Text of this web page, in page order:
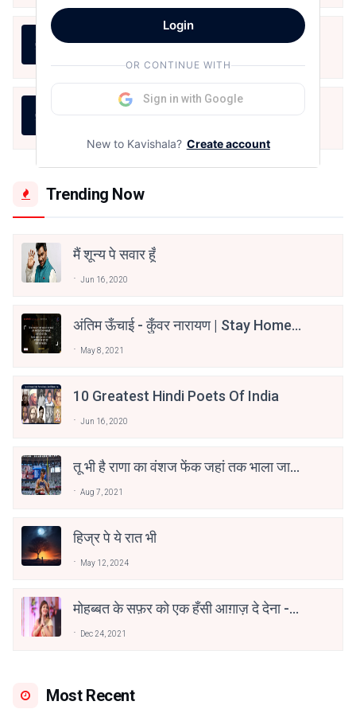
Pradeep Seth सलिल Aug 5, 2026
Trending Now
मैं शून्य पे सवार हूँ
Jun 16, 2020
अंतिम ऊँचाई - कुँवर नारायण | Stay Home
May 8, 2021
10 Greatest Hindi Poets Of India
Jun 16, 2020
तू भी है राणा का वंशज फेंक जहां तक भाला जाए:
Aug 7, 2021
हिज्र पे ये रात भी
May 12, 2024
मोहब्बत के सफ़र को एक हँसी आग़ाज़ दे देना -
Dec 24, 2021
Most Recent
Login
OR CONTINUE WITH
Sign in with Google
New to Kavishala? Create account